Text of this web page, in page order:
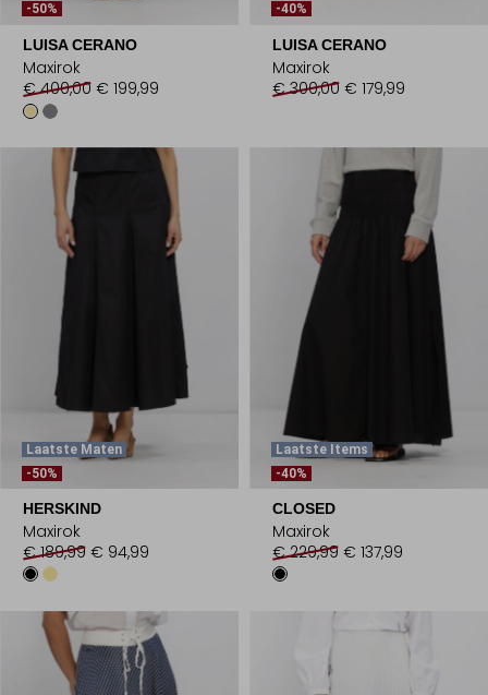
-50%
LUISA CERANO
Maxirok
€ 400,00 € 199,99
-40%
LUISA CERANO
Maxirok
€ 300,00 € 179,99
Laatste Maten
-50%
HERSKIND
Maxirok
€ 189,99 € 94,99
Laatste Items
-40%
CLOSED
Maxirok
€ 229,99 € 137,99